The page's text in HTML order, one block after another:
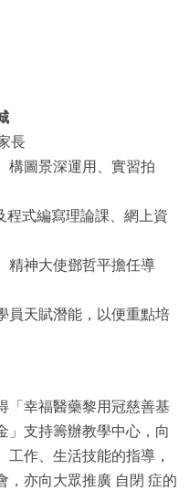
長
構圖景深運用、實習拍
程式編寫理論課、網上資
精神大使鄧哲平擔任導
員天賦潛能，以便重點培
「幸福醫藥黎用冠慈善基
」支持籌辦教學中心，向
工作、生活技能的指導，
，亦向大眾推廣 自閉 症的